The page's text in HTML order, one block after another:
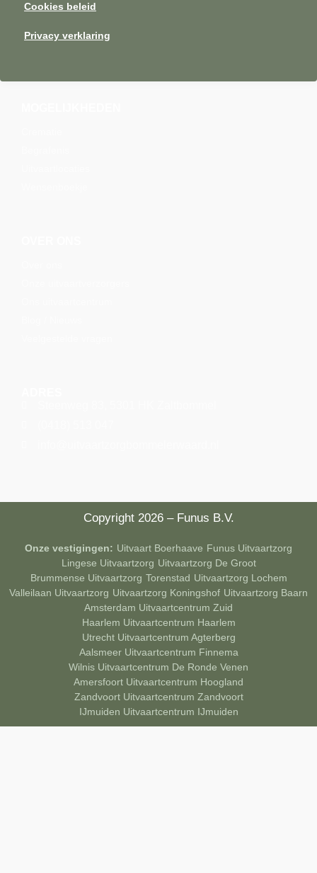
Cookies beleid
Privacy verklaring
Copyright 2026 – Funus B.V.
Onze vestigingen: Uitvaart Boerhaave Funus Uitvaartzorg
Lingese Uitvaartzorg Uitvaartzorg De Groot
Brummense Uitvaartzorg Torenstad Uitvaartzorg Lochem
Valleilaan Uitvaartzorg Uitvaartzorg Koningshof Uitvaartzorg Baarn
Amsterdam Uitvaartcentrum Zuid
Haarlem Uitvaartcentrum Haarlem
Utrecht Uitvaartcentrum Agterberg
Aalsmeer Uitvaartcentrum Finnema
Wilnis Uitvaartcentrum De Ronde Venen
Amersfoort Uitvaartcentrum Hoogland
Zandvoort Uitvaartcentrum Zandvoort
IJmuiden Uitvaartcentrum IJmuiden